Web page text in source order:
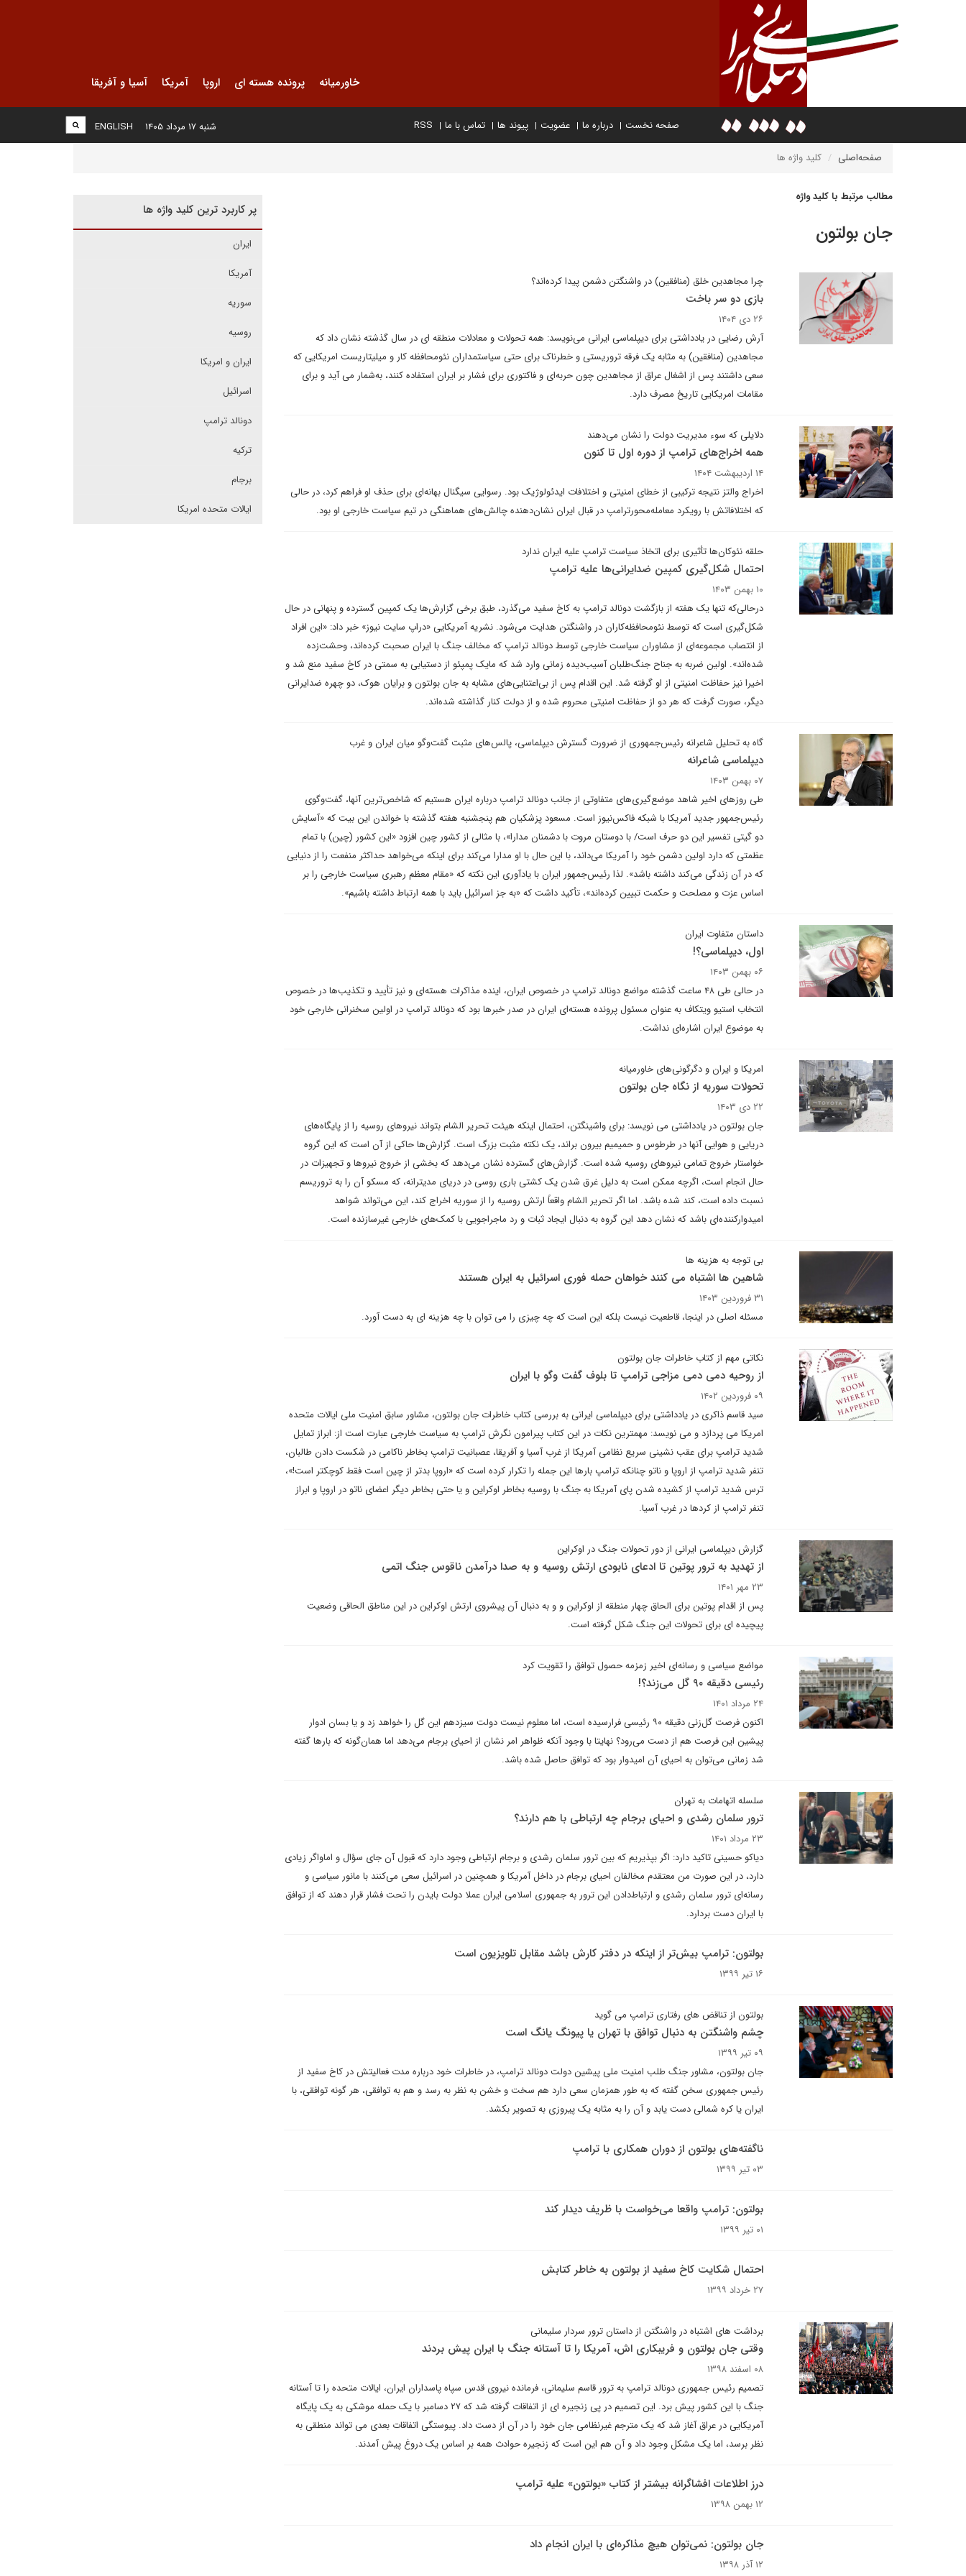
خاورمیانه پرونده هسته ای اروپا آمریکا آسیا و آفریقا
صفحه نخست درباره ما عضویت پیوند ها تماس با ما RSS
ENGLISH شنبه ۱۷ مرداد ۱۴۰۵
صفحه‌اصلی کلید واژه ها
مطالب مرتبط با کلید واژه
جان بولتون
چرا مجاهدین خلق (منافقین) در واشنگتن دشمن پیدا کرده‌اند؟
بازی دو سر باخت
۲۶ دی ۱۴۰۴
آرش رضایی در یادداشتی برای دیپلماسی ایرانی می‌نویسد: همه تحولات و معادلات منطقه ای در سال گذشته نشان داد که
مجاهدین (منافقین) به مثابه یک فرقه تروریستی و خطرناک برای حتی سیاستمداران نئومحافظه کار و میلیتاریست امریکایی که
سعی داشتند پس از اشغال عراق از مجاهدین چون حربه‌ای و فاکتوری برای فشار بر ایران استفاده کنند، به‌شمار می آید و برای
مقامات امریکایی تاریخ مصرف دارد.
دلایلی که سوء مدیریت دولت را نشان می‌دهند
همه اخراج‌های ترامپ از دوره اول تا کنون
۱۴ اردیبهشت ۱۴۰۴
اخراج والتز نتیجه ترکیبی از خطای امنیتی و اختلافات ایدئولوژیک بود. رسوایی سیگنال بهانه‌ای برای حذف او فراهم کرد، در حالی
که اختلافاتش با رویکرد معامله‌محور‌ترامپ در قبال ایران نشان‌دهنده چالش‌های هماهنگی در تیم سیاست خارجی او بود.
حلقه نئوکان‌ها تأثیری برای اتخاذ سیاست ترامپ علیه ایران ندارد
احتمال شکل‌گیری کمپین ضدایرانی‌ها علیه ترامپ
۱۰ بهمن ۱۴۰۳
در‌حالی‌که تنها یک هفته از بازگشت دونالد ترامپ به کاخ سفید می‌گذرد، طبق برخی گزارش‌ها‌ یک کمپین گسترده و پنهانی در حال
شکل‌گیری است که توسط نئومحافظه‌کاران در واشنگتن هدایت می‌شود. نشریه آمریکایی «دراپ سایت نیوز» خبر داد:‌ «این افراد
از انتصاب مجموعه‌ای از مشاوران سیاست خارجی توسط دونالد ترامپ که مخالف جنگ با ایران صحبت کرده‌اند، وحشت‌زده
شده‌اند». اولین ضربه به جناح جنگ‌طلبان آسیب‌دیده زمانی وارد شد که مایک پمپئو از دستیابی به سمتی در کاخ سفید منع شد و
اخیرا نیز حفاظت امنیتی از او گرفته شد. این اقدام پس از بی‌اعتنایی‌های مشابه به جان بولتون و برایان هوک، دو چهره ضدایرانی
دیگر، صورت گرفت که هر دو از حفاظت امنیتی محروم شده و از دولت کنار گذاشته شده‌اند.
گاه به تحلیل شاعرانه رئیس‌جمهوری از ضرورت گسترش دیپلماسی، پالس‌های مثبت گفت‌وگو میان ایران و غرب
دیپلماسی شاعرانه
۰۷ بهمن ۱۴۰۳
طی روزهای اخیر شاهد موضع‌گیری‌های متفاوتی از جانب دونالد ترامپ درباره ایران هستیم که شاخص‌ترین آنها، گفت‌وگوی
رئیس‌جمهور جدید آمریکا با شبکه فاکس‌نیوز است. مسعود پزشکیان هم پنجشنبه هفته گذشته با خواندن این بیت که «آسایش
دو گیتی تفسیر این دو حرف است/ با دوستان مروت با دشمنان مدارا»، با مثالی از کشور چین افزود «این کشور (چین) با تمام
عظمتی که دارد اولین دشمن خود را آمریکا می‌داند، با این حال با او مدارا می‌کند برای اینکه می‌خواهد حداکثر منفعت را از دنیایی
که در آن زندگی می‌کند داشته باشد». لذا رئیس‌جمهور ایران با یادآوری این‌ نکته که «مقام معظم رهبری سیاست خارجی را بر
اساس عزت و مصلحت و حکمت تبیین کرده‌اند»، تأکید داشت که «به جز اسرائیل باید با همه ارتباط داشته باشیم».
داستان متفاوت ایران
اول، دیپلماسی؟!
۰۶ بهمن ۱۴۰۳
در حالی طی ۴۸ ساعت گذشته مواضع دونالد ترامپ در خصوص ایران، اینده مذاکرات هسته‌ای و نیز تأیید و تکذیب‌ها در خصوص
انتخاب استیو ویتکاف به عنوان مسئول پرونده هسته‌ای ایران در صدر خبرها بود که دونالد ترامپ در اولین سخنرانی خارجی خود
به موضوع ایران اشاره‌ای نداشت.
امریکا و ایران و دگرگونی‌های خاورمیانه
تحولات سوریه از نگاه جان بولتون
۲۲ دی ۱۴۰۳
جان بولتون در یادداشتی می نویسد: برای واشینگتن، احتمال اینکه هیئت تحریر الشام بتواند نیروهای روسیه را از پایگاه‌های
دریایی و هوایی آنها در طرطوس و حمیمیم بیرون براند، یک نکته مثبت بزرگ است. گزارش‌ها حاکی از آن است که این گروه
خواستار خروج تمامی نیروهای روسیه شده است. گزارش‌های گسترده نشان می‌دهد که بخشی از خروج نیروها و تجهیزات در
حال انجام است، اگرچه ممکن است به دلیل غرق شدن یک کشتی باری روسی در دریای مدیترانه، که مسکو آن را به تروریسم
نسبت داده است، کند شده باشد. اما اگر تحریر الشام واقعاً ارتش روسیه را از سوریه اخراج کند، این می‌تواند شواهد
امیدوارکننده‌ای باشد که نشان دهد این گروه به دنبال ایجاد ثبات و رد ماجراجویی با کمک‌های خارجی غیرسازنده است.
بی توجه به هزینه ها
شاهین ها اشتباه می کنند خواهان حمله فوری اسرائیل به ایران هستند
۳۱ فروردین ۱۴۰۳
مسئله اصلی در اینجا، قاطعیت نیست بلکه این است که چه چیزی را می توان با چه هزینه ای به دست آورد.
نکاتی مهم از کتاب خاطرات جان بولتون
از روحیه دمی دمی مزاجی ترامپ تا بلوف گفت وگو با ایران
۰۹ فروردین ۱۴۰۲
سید قاسم ذاکری در یادداشتی برای دیپلماسی ایرانی به بررسی کتاب خاطرات جان بولتون، مشاور سابق امنیت ملی ایالات متحده
امریکا می پردازد و می نویسد: مهمترین نکات در این کتاب پیرامون نگرش ترامپ به سیاست خارجی عبارت است از: ابراز تمایل
شدید ترامپ برای عقب نشینی سریع نظامی آمریکا از غرب آسیا و آفریقا، عصبانیت ترامپ بخاطر ناکامی در شکست دادن طالبان،
تنفر شدید ترامپ از اروپا و ناتو چنانکه ترامپ بارها این جمله را تکرار کرده است که «اروپا بدتر از چین است فقط کوچکتر است!»،
ترس شدید ترامپ از کشیده شدن پای آمریکا به جنگ با روسیه بخاطر اوکراین و یا حتی بخاطر دیگر اعضای ناتو در اروپا و ابراز
تنفر ترامپ از کردها در غرب آسیا.
گزارش دیپلماسی ایرانی از دور تحولات جنگ در اوکراین
از تهدید به ترور پوتین تا ادعای نابودی ارتش روسیه و به صدا درآمدن ناقوس جنگ اتمی
۲۳ مهر ۱۴۰۱
پس از اقدام پوتین برای الحاق چهار منطقه از اوکراین و و به دنبال آن پیشروی ارتش اوکراین در این مناطق الحاقی وضعیت
پیچیده ای برای تحولات این جنگ شکل گرفته است.
مواضع سیاسی و رسانه‌ای اخیر زمزمه حصول توافق را تقویت کرد
رئیسی دقیقه ۹۰ گل می‌زند؟!
۲۴ مرداد ۱۴۰۱
اکنون فرصت گل‌زنی دقیقه ۹۰ رئیسی فرارسیده است، اما معلوم نیست دولت سیزدهم این گل را خواهد زد و یا بسان ادوار
پیشین این فرصت هم از دست می‌رود؟ نهایتا با وجود آنکه ظواهر امر نشان از احیای برجام می‌دهد اما همان‌گونه که بارها گفته
شد زمانی می‌توان به احیای آن امیدوار بود که توافق حاصل شده باشد.
سلسله اتهامات به تهران
ترور سلمان رشدی و احیای برجام چه ارتباطی با هم دارند؟
۲۳ مرداد ۱۴۰۱
دیاکو حسینی تاکید دارد: اگر بپذیریم که بین ترور سلمان رشدی و برجام ارتباطی وجود دارد که قبول آن جای سؤال و اما‌و‌اگر زیادی
دارد، در این صورت من معتقدم مخالفان احیای برجام در داخل آمریکا و همچنین در اسرائیل سعی می‌کنند با مانور سیاسی و
رسانه‌ای ترور سلمان رشدی و ارتباط‌دادن این ترور به جمهوری اسلامی ایران عملا دولت بایدن را تحت فشار قرار دهند که از توافق
با ایران دست بردارد.
بولتون: ترامپ بیش‌تر از اینکه در دفتر کارش باشد مقابل تلویزیون است
۱۶ تیر ۱۳۹۹
بولتون از تناقض های رفتاری ترامپ می گوید
چشم واشنگتن به دنبال توافق با تهران یا پیونگ یانگ است
۰۹ تیر ۱۳۹۹
جان بولتون، مشاور جنگ طلب امنیت ملی پیشین دولت دونالد ترامپ، در خاطرات خود درباره مدت فعالیتش در کاخ سفید از
رئیس جمهوری سخن گفته که به طور همزمان سعی دارد هم سخت و خشن به نظر به رسد و هم به توافقی، هر گونه توافقی، با
ایران یا کره شمالی دست یابد و آن را به مثابه یک پیروزی به تصویر بکشد.
ناگفته‌های بولتون از دوران همکاری با ترامپ
۰۳ تیر ۱۳۹۹
بولتون: ترامپ واقعا می‌خواست با ظریف دیدار کند
۰۱ تیر ۱۳۹۹
احتمال شکایت کاخ سفید از بولتون به خاطر کتابش
۲۷ خرداد ۱۳۹۹
برداشت های اشتباه در واشنگتن از داستان ترور سردار سلیمانی
وقتی جان بولتون و فریبکاری اش، آمریکا را تا آستانه جنگ با ایران پیش بردند
۰۸ اسفند ۱۳۹۸
تصمیم رئیس جمهوری دونالد ترامپ به ترور قاسم سلیمانی، فرمانده نیروی قدس سپاه پاسداران ایران، ایالات متحده را تا آستانه
جنگ با این کشور پیش برد. این تصمیم در پی زنجیره ای از اتفاقات گرفته شد که ۲۷ دسامبر با یک حمله موشکی به یک پایگاه
آمریکایی در عراق آغاز شد که یک مترجم غیرنظامی جان خود را در آن از دست داد. پیوستگی اتفاقات بعدی می تواند منطقی به
نظر برسد، اما یک مشکل وجود داد و آن هم این است که زنجیره حوادث همه بر اساس یک دروغ پیش آمدند.
درز اطلاعات افشاگرانه بیشتر از کتاب «بولتون» علیه ترامپ
۱۲ بهمن ۱۳۹۸
جان بولتون: نمی‌توان هیچ مذاکره‌ای با ایران انجام داد
۱۲ آذر ۱۳۹۸
پر کاربرد ترین کلید واژه ها
ایران
آمریکا
سوریه
روسیه
ایران و امریکا
اسرائیل
دونالد ترامپ
ترکیه
برجام
ایالات متحده امریکا